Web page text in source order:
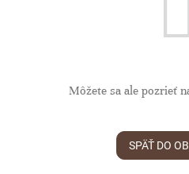
Káva - Coffeespot
Späť do školy
JANEK Merchandise
Kakaové nibsy
Môžete sa ale pozrieť
SPÄŤ DO